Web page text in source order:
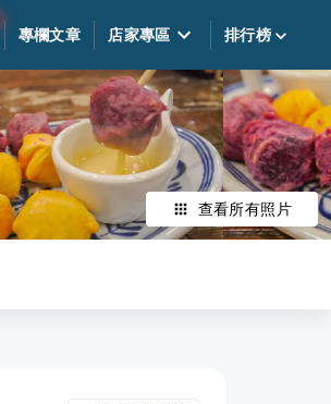
專欄文章 店家專區 排行榜
查看所有照片